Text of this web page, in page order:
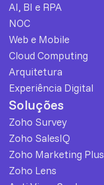
AI, BI e RPA
NOC
Web e Mobile
Cloud Computing
Arquitetura
Experiência Digital
Soluções
Zoho Survey
Zoho SalesIQ
Zoho Marketing Plus
Zoho Lens